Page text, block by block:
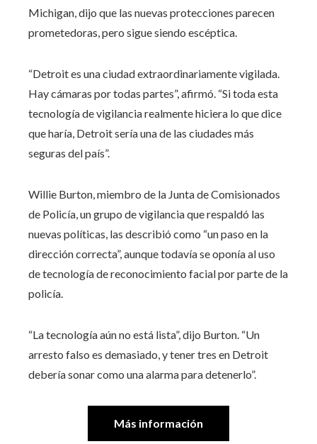
Michigan, dijo que las nuevas protecciones parecen
prometedoras, pero sigue siendo escéptica.
“Detroit es una ciudad extraordinariamente vigilada.
Hay cámaras por todas partes”, afirmó. “Si toda esta
tecnología de vigilancia realmente hiciera lo que dice
que haría, Detroit sería una de las ciudades más
seguras del país”.
Willie Burton, miembro de la Junta de Comisionados
de Policía, un grupo de vigilancia que respaldó las
nuevas políticas, las describió como “un paso en la
dirección correcta”, aunque todavía se oponía al uso
de tecnología de reconocimiento facial por parte de la
policía.
“La tecnología aún no está lista”, dijo Burton. “Un
arresto falso es demasiado, y tener tres en Detroit
debería sonar como una alarma para detenerlo”.
Más información